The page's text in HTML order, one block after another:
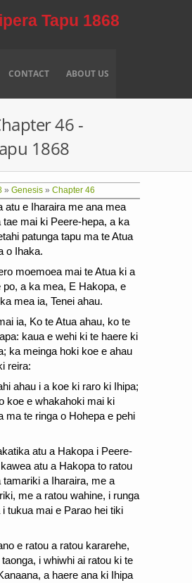
Tapu 1868
CONTACT ABOUT US
46 -
1868
» Genesis » Chapter 46
atu e Iharaira me ana mea
tae mai ki Peere-hepa, a ka
patunga tapu ma te Atua
o Ihaka.
moemoea mai te Atua ki a
po, a ka mea, E Hakopa, e
mea ia, Tenei ahau.
ia, Ko te Atua ahau, ko te
kaua e wehi ki te haere ki
ka meinga hoki koe e ahau
reira:
ahau i a koe ki raro ki Ihipa;
koe e whakahoki mai ki
ma te ringa o Hohepa e pehi
atu a Hakopa i Peere-
atu a Hakopa to ratou
tamariki a Iharaira, me a
me a ratou wahine, i runga
i tukua mai e Parao hei tiki
e ratou a ratou kararehe,
i whiwhi ai ratou ki te
a haere ana ki Ihipa